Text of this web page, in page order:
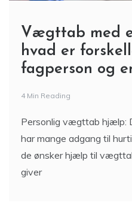
Vægttab med
hvad er
fagperson og
4 Min Reading
Personlig vægttab hjælp:
har mange adgang til
de ønsker hjælp til
giver